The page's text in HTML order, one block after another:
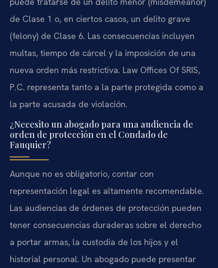
de Clase 1 o, en ciertos casos, un delito grave
(felony) de Clase 6. Las consecuencias incluyen
multas, tiempo de cárcel y la imposición de una
nueva orden más restrictiva. Law Offices Of SRIS,
P.C. representa tanto a la parte protegida como a
la parte acusada de violación.
¿Necesito un abogado para una audiencia de
orden de protección en el Condado de
Fauquier?
Aunque no es obligatorio, contar con
representación legal es altamente recomendable.
Las audiencias de órdenes de protección pueden
tener consecuencias duraderas sobre el derecho
a portar armas, la custodia de los hijos y el
historial personal. Un abogado puede presentar